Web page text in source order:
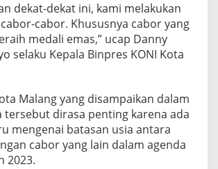
-
C
A
B
O
dekat-dekat ini, kami melakukan
cabor. Khususnya cabor yang
medali emas,” ucap Danny
selaku Kepala Binpres KONI Kota
Malang yang disampaikan dalam
tersebut dirasa penting karena ada
mengenai batasan usia antara
cabor yang lain dalam agenda
2023.